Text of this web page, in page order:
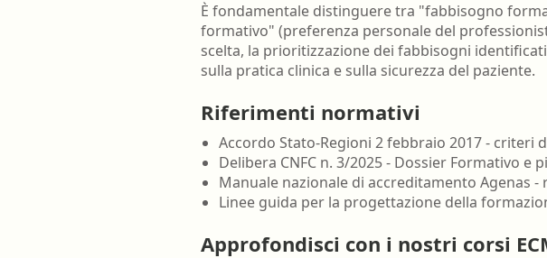
È fondamentale distinguere tra "fabbisogno
formativo" (preferenza personale del
scelta, la prioritizzazione dei fabbisogni
sulla pratica clinica e sulla sicurezza del paziente.
Riferimenti normativi
Accordo Stato-Regioni 2 febbraio 2017 -
Delibera CNFC n. 3/2025 - Dossier Formativo e
Manuale nazionale di accreditamento Agenas
Linee guida per la progettazione della
Approfondisci con i nostri corsi